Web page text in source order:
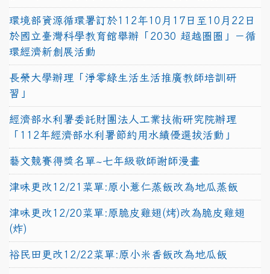
環境部資源循環署訂於112年10月17日至10月22日
於國立臺灣科學教育館舉辦「2030 超越圈圈」－循
環經濟新創展活動
長榮大學辦理「淨零綠生活生活推廣教師培訓研
習」
經濟部水利署委託財團法人工業技術研究院辦理
「112年經濟部水利署節約用水績優選拔活動」
藝文競賽得獎名單~七年級敬師謝師漫畫
津味更改12/21菜單:原小薏仁蒸飯改為地瓜蒸飯
津味更改12/20菜單:原脆皮雞翅(烤)改為脆皮雞翅
(炸)
裕民田更改12/22菜單:原小米香飯改為地瓜飯